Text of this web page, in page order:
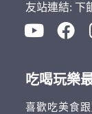
友站連結: 下
吃喝玩樂
喜歡吃美食